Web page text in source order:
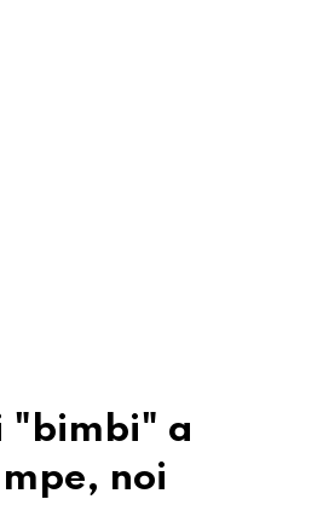
"bimbi" a
noi